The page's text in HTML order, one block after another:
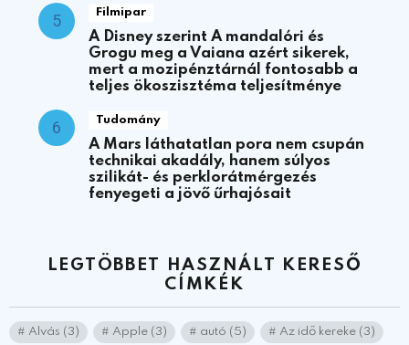
Filmipar
A Disney szerint A mandalóri és
Grogu meg a Vaiana azért sikerek,
mert a mozipénztárnál fontosabb a
teljes ökoszisztéma teljesítménye
Tudomány
A Mars láthatatlan pora nem csupán
technikai akadály, hanem súlyos
szilikát- és perklorátmérgezés
fenyegeti a jövő űrhajósait
LEGTÖBBET HASZNÁLT KERESŐ
CÍMKÉK
Alvás (3) Apple (3) autó (5) Az idő kereke (3)